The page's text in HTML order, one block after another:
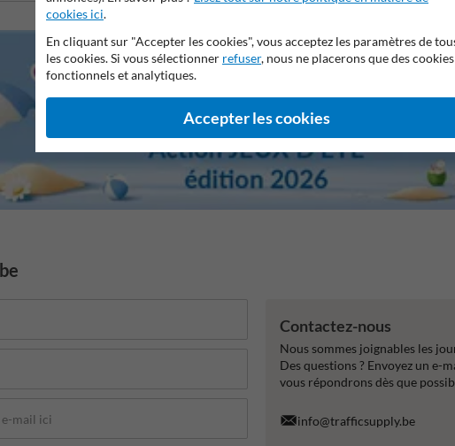
Contactez-nous
Nous sommes joignables les
Des questions ? Envoyez un e-
vous répondrons dès que
info@trafficsupply.be
cookies ici.
En cliquant sur "Accepter les cookies", vous acceptez les paramètres de
les cookies. Si vous sélectionner refuser, nous ne placerons que des cookies
fonctionnels et analytiques.
Accepter les cookies